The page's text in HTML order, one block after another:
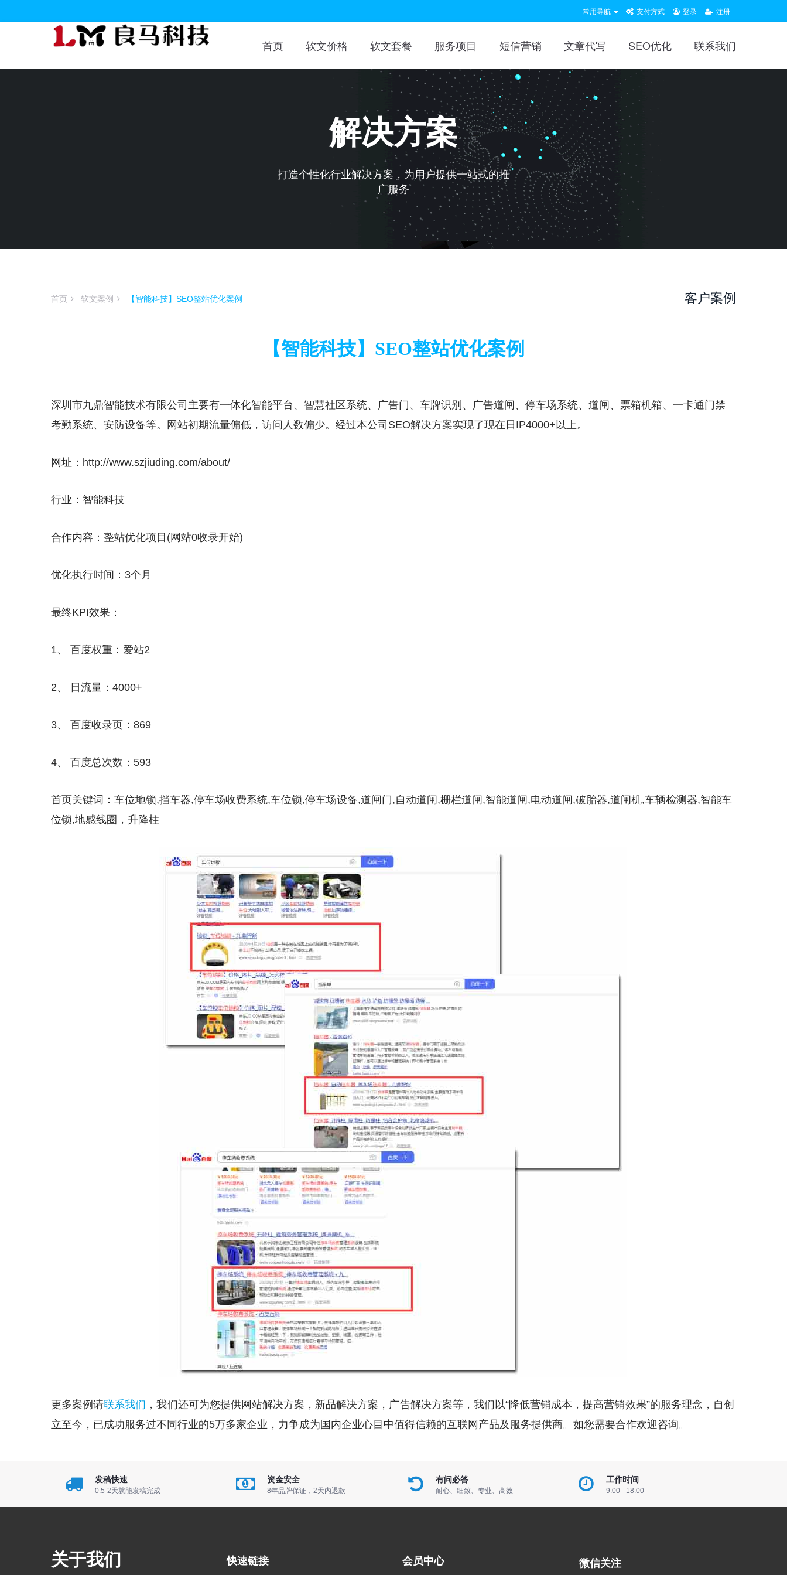
常用导航 支付方式 登录 注册
首页 软文价格 软文套餐 服务项目 短信营销 文章代写 SEO优化 联系我们
解决方案
打造个性化行业解决方案，为用户提供一站式的推
广服务
首页 软文案例 【智能科技】SEO整站优化案例 客户案例
【智能科技】SEO整站优化案例
深圳市九鼎智能技术有限公司主要有一体化智能平台、智慧社区系统、广告门、车牌识别、广告道闸、停车场系统、道闸、票箱机箱、一卡通门禁
考勤系统、安防设备等。网站初期流量偏低，访问人数偏少。经过本公司SEO解决方案实现了现在日IP4000+以上。
网址：http://www.szjiuding.com/about/
行业：智能科技
合作内容：整站优化项目(网站0收录开始)
优化执行时间：3个月
最终KPI效果：
1、 百度权重：爱站2
2、 日流量：4000+
3、 百度收录页：869
4、 百度总次数：593
首页关键词：车位地锁,挡车器,停车场收费系统,车位锁,停车场设备,道闸门,自动道闸,栅栏道闸,智能道闸,电动道闸,破胎器,道闸机,车辆检测器,智能车
位锁,地感线圈，升降柱
更多案例请联系我们 ，我们还可为您提供网站解决方案，新品解决方案，广告解决方案等，我们以“降低营销成本，提高营销效果”的服务理念，自创
立至今，已成功服务过不同行业的5万多家企业，力争成为国内企业心目中值得信赖的互联网产品及服务提供商。如您需要合作欢迎咨询。
发稿快速
0.5-2天就能发稿完成
资金安全
8年品牌保证，2天内退款
有问必答
耐心、细致、专业、高效
工作时间
9:00 - 18:00
关于我们 快速链接 会员中心 微信关注